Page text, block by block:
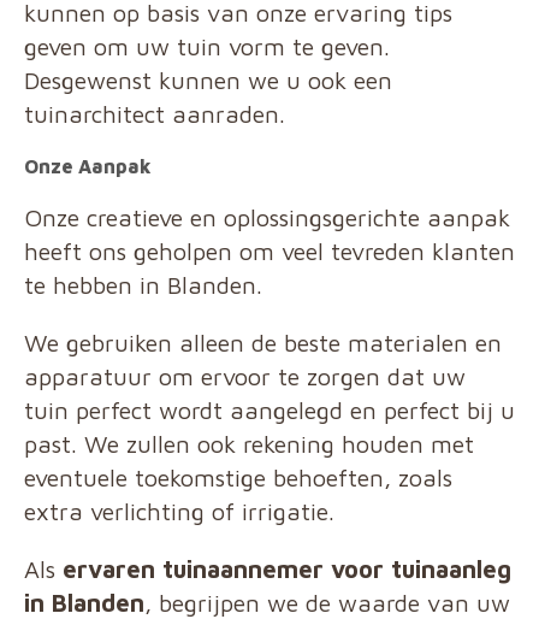
kunnen op basis van onze ervaring tips
geven om uw tuin vorm te geven.
Desgewenst kunnen we u ook een
tuinarchitect aanraden.
Onze Aanpak
Onze creatieve en oplossingsgerichte aanpak
heeft ons geholpen om veel tevreden klanten
te hebben in Blanden.
We gebruiken alleen de beste materialen en
apparatuur om ervoor te zorgen dat uw
tuin perfect wordt aangelegd en perfect bij u
past. We zullen ook rekening houden met
eventuele toekomstige behoeften, zoals
extra verlichting of irrigatie.
Als ervaren tuinaannemer voor tuinaanleg
in Blanden, begrijpen we de waarde van uw